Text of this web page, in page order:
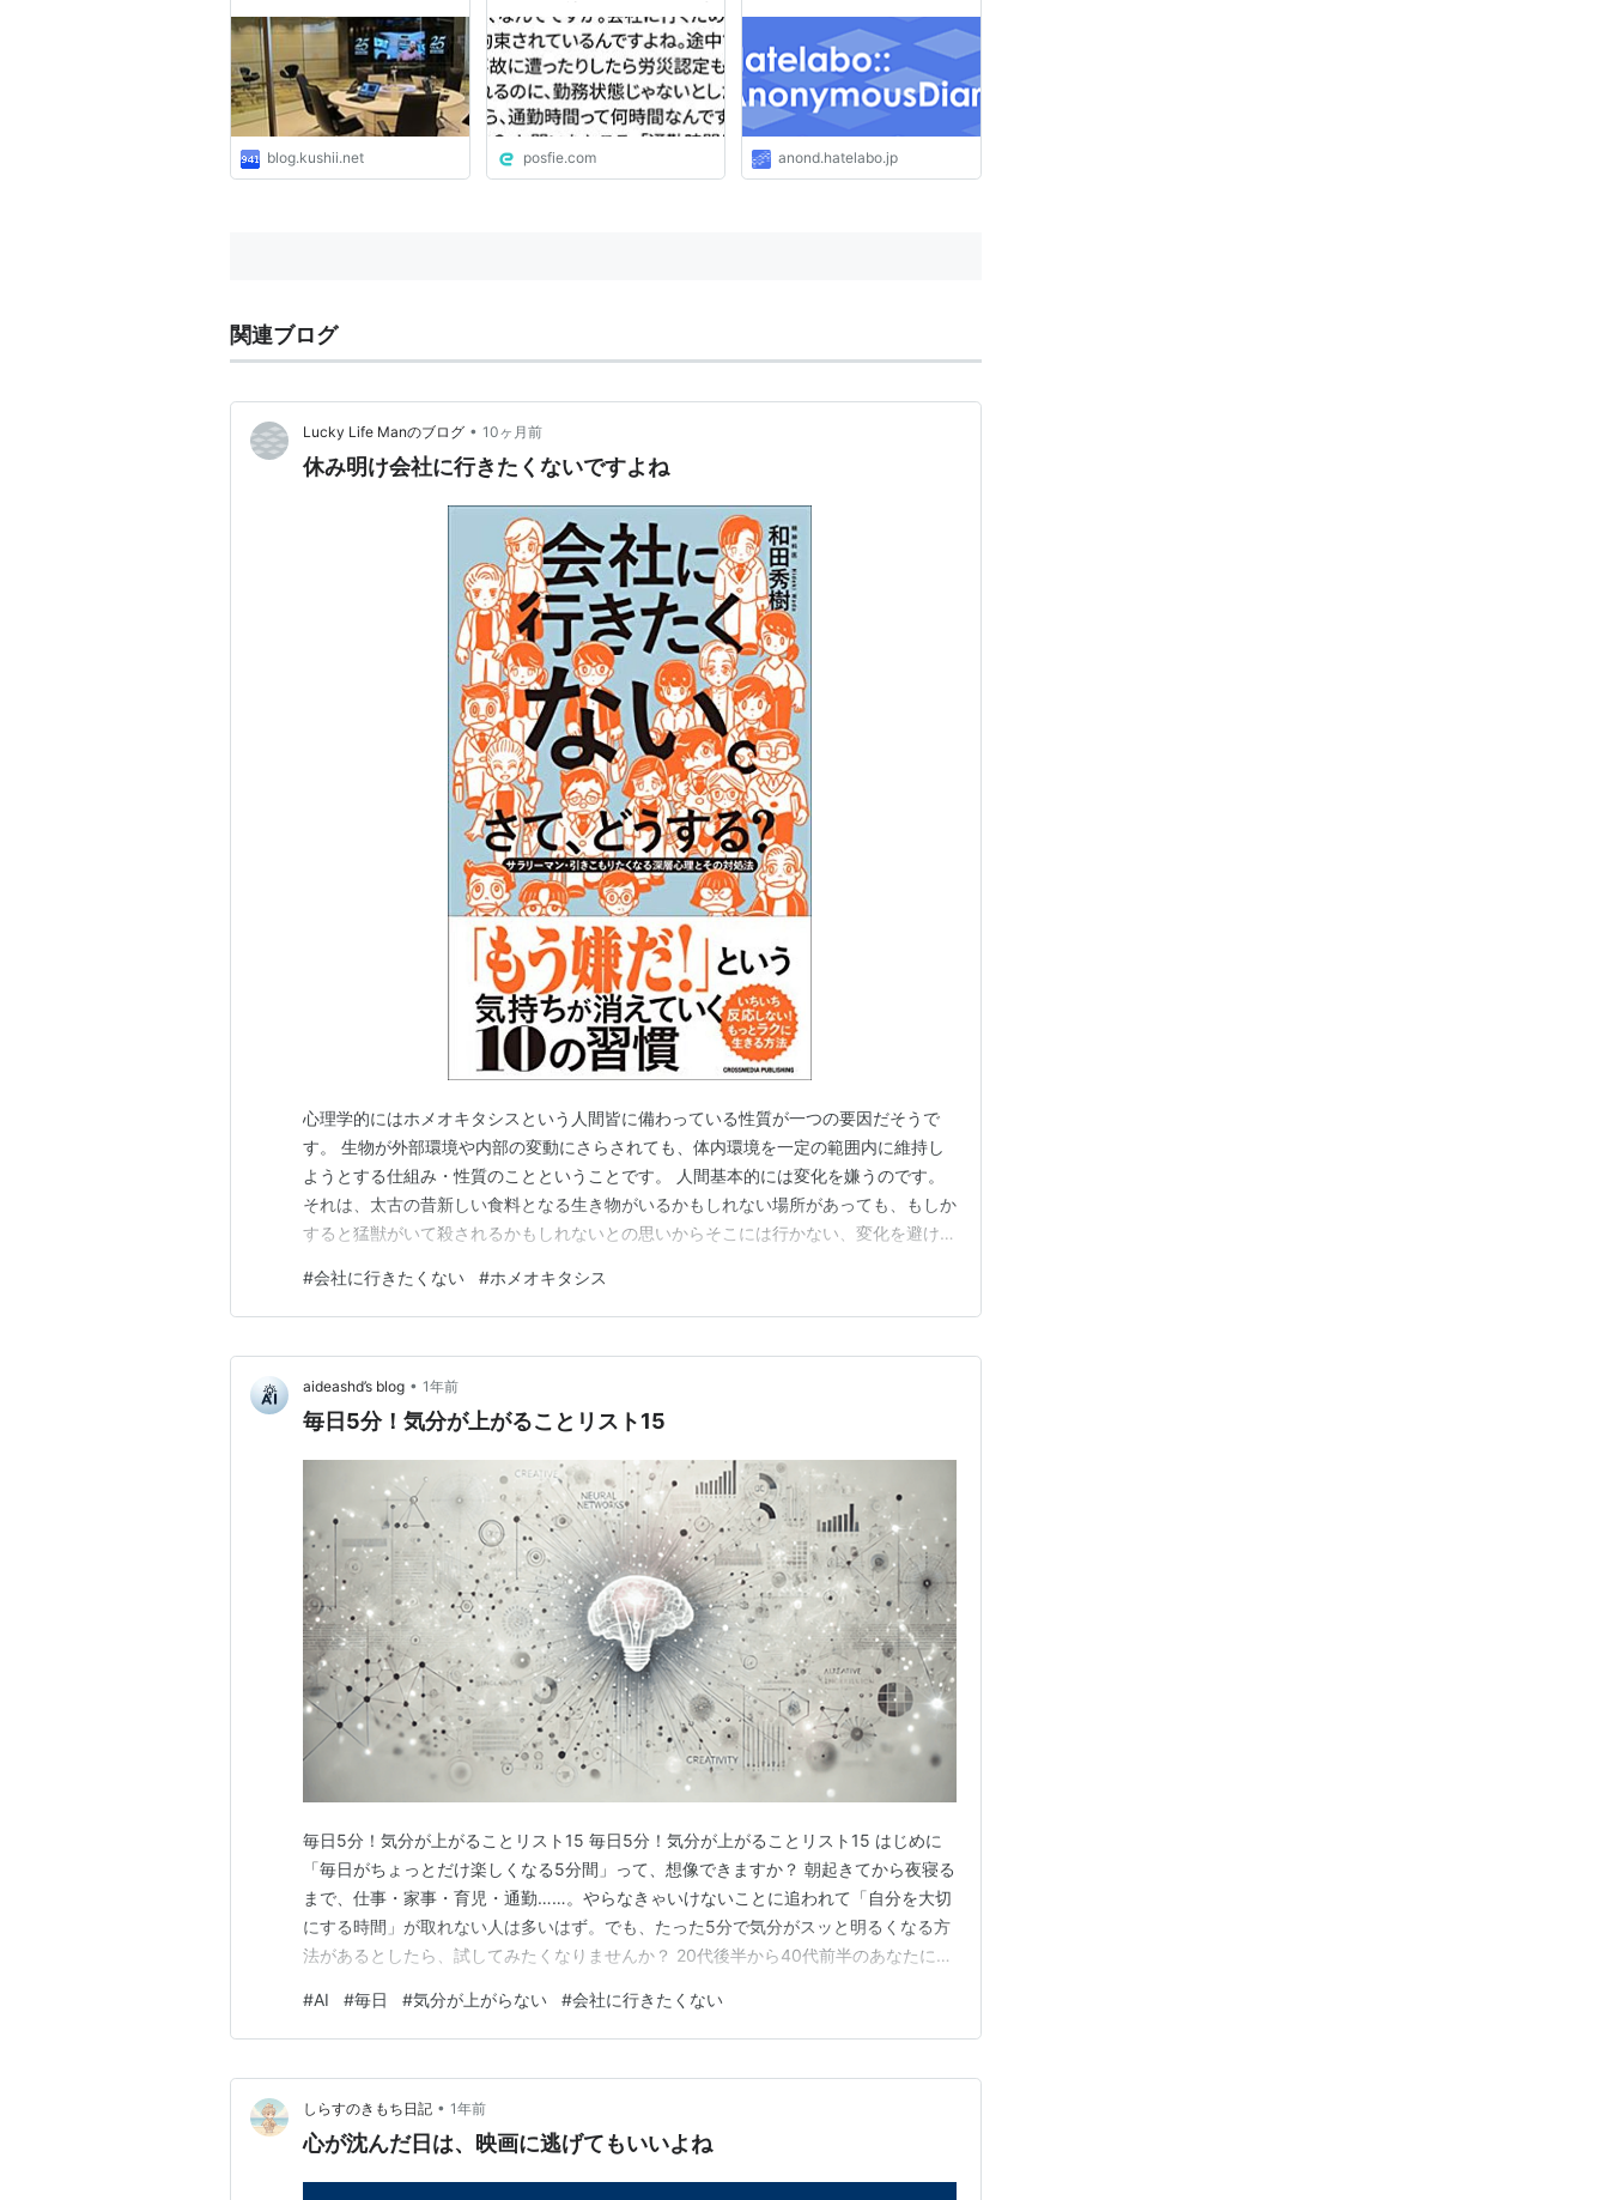
blog.kushii.net
されているんですよね。途中
で事故に遭ったりしたら労災
認定もされるのに、勤務状態
じゃないとしたら、通勤時間
って何時間なんですか？」と
通勤時間だ。勤務時間ではな
posfie.com anond.hatelabo.jp
関連ブログ
Lucky Life Manのブログ • 10ヶ月前
休み明け会社に行きたくないですよね
心理学的にはホメオキタシスという人間皆に備わっている性質が一つの要因だそうで
す。 生物が外部環境や内部の変動にさらされても、体内環境を一定の範囲内に維持し
ようとする仕組み・性質のことということです。 人間基本的には変化を嫌うのです。
それは、太古の昔新しい食料となる生き物がいるかもしれない場所があっても、もしか
すると猛獣がいて殺されるかもしれないとの思いからそこには行かない、変化を避ける
きたともいえるでしょう。 現代では、変化にうまく乗っていかない人間、組織は取り
残され衰退していくと言われます。確かにそうだとは思います…
#会社に行きたくない #ホメオキタシス
aideashd’s blog • 1年前
毎日5分！気分が上がることリスト15
毎日5分！気分が上がることリスト15 毎日5分！気分が上がることリスト15 はじめに
「毎日がちょっとだけ楽しくなる5分間」って、想像できますか？ 朝起きてから夜寝る
まで、仕事・家事・育児・通勤……。やらなきゃいけないことに追われて「自分を大切
にする時間」が取れない人は多いはず。でも、たった5分で気分がスッと明るくなる方
法があるとしたら、試してみたくなりませんか？ 20代後半から40代前半のあなたにと
ょうか。リモートワークが増えて、プライベートと仕事の境界も曖昧。SNSで見かけ
る素敵な投稿を見ては「私ももっと楽しまな…
#AI #毎日 #気分が上がらない #会社に行きたくない
しらすのきもち日記 • 1年前
心が沈んだ日は、映画に逃げてもいいよね